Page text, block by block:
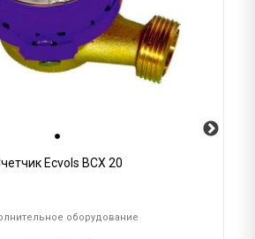
Ecvols ВСХ 20
оборудование